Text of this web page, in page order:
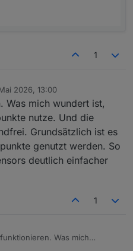
1
2026, 13:00
Was mich wundert ist,
nutze. Und die
Grundsätzlich ist es
genutzt werden. So
deutlich einfacher
1
Was mich